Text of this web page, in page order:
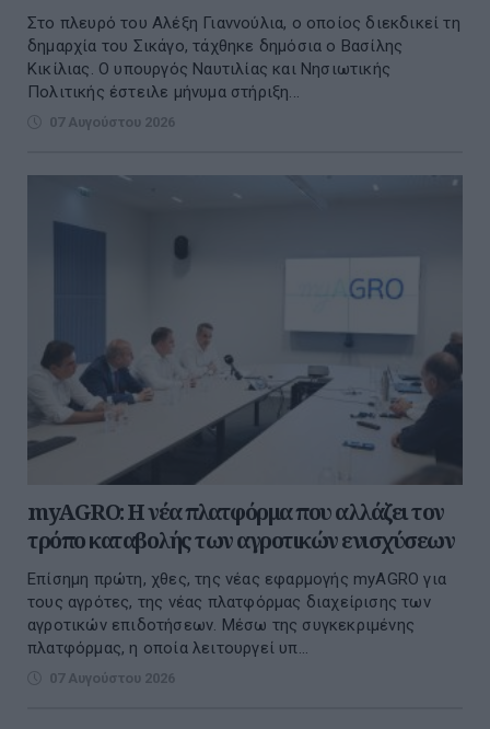
Στο πλευρό του Αλέξη Γιαννούλια, ο οποίος διεκδικεί τη
δημαρχία του Σικάγο, τάχθηκε δημόσια ο Βασίλης
Κικίλιας. Ο υπουργός Ναυτιλίας και Νησιωτικής
Πολιτικής έστειλε μήνυμα στήριξη...
07 Αυγούστου 2026
myAGRO: Η νέα πλατφόρμα που αλλάζει τον
τρόπο καταβολής των αγροτικών ενισχύσεων
Επίσημη πρώτη, χθες, της νέας εφαρμογής myAGRO για
τους αγρότες, της νέας πλατφόρμας διαχείρισης των
αγροτικών επιδοτήσεων. Μέσω της συγκεκριμένης
πλατφόρμας, η οποία λειτουργεί υπ...
07 Αυγούστου 2026